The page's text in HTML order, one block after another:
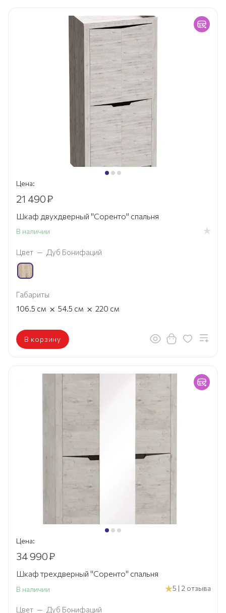
Цена:
21 490₽
Шкаф двухдверный "Соренто" спальня
В наличии
Цвет — Дуб Бонифаций
Габариты
106.5 см × 54.5 см × 220 см
В корзину
Цена:
34 990₽
Шкаф трехдверный "Соренто" спальня
В наличии 5 | 2 отзыва
Цвет — Дуб Бонифаций